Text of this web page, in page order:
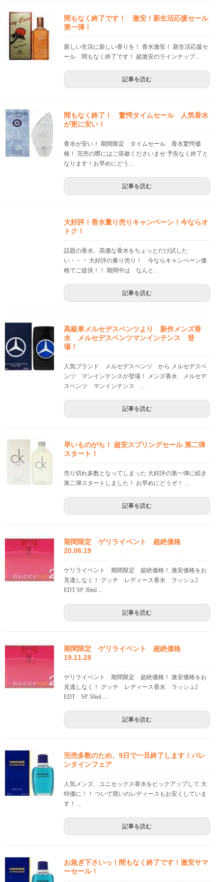
間もなく終了です！ 激安！新生活応援セール
第一弾！
新しい生活に新しい香りを！ 香水激安！ 新生活応援セ
ール 間もなく終了です！ 超激安のラインナップ...
記事を読む
間もなく終了！ 驚愕タイムセール 人気香水
が更に安い！
香水が安い！ 期間限定 タイムセール 香水驚愕価
格！ 完売の際にはご容赦くださいませ 予告なく終了と
なります！お早めにどう...
記事を読む
大好評！香水量り売りキャンペーン！今ならオ
トク！
話題の香水、高価な香水をちょっとだけ試した
い・・・ 大好評の量り売り！ 今ならキャンペーン価
格でご提供！！ 期間中は なんと...
記事を読む
高級車メルセデスベンツより 新作メンズ香
水 メルセデスベンツマンインテンス 登
場！
人気ブランド メルセデスベンツ から メルセデスベ
ンツ マンインテンスが登場！ メンズ香水 メルセデ
スベンツ マンインテンス ...
記事を読む
早いものがち！ 超安スプリングセール 第二弾
スタート！
売り切れ多数となってしまった 大好評の第一弾に続き
第二弾スタートしました！ お早めにどうぞ！ ...
記事を読む
期間限定 ゲリライベント 超絶価格
20.06.19
ゲリライベント 期間限定 超絶価格！ 激安価格をお
見逃しなく！ グッチ レディース香水 ラッシュ2
EDT SP 30ml ...
記事を読む
期間限定 ゲリライベント 超絶価格
19.11.28
ゲリライベント 期間限定 超絶価格！ 激安価格をお
見逃しなく！ グッチ レディース香水 ラッシュ2
EDT SP 50ml ...
記事を読む
完売多数のため、9日で一旦終了します！バレ
ンタインフェア
人気メンズ、ユニセックス香水をピックアップして 大
特価に！！ ついで買いのレディースもお安くしていま
す！ ...
記事を読む
お急ぎ下さいっ！間もなく終了です！激安サマ
ーセール！